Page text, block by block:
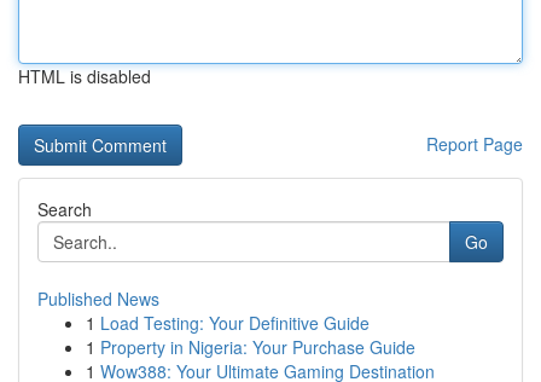
HTML is disabled
Report Page
Search
Go
Published News
1 Load Testing: Your Definitive Guide
1 Property in Nigeria: Your Purchase Guide
1 Wow388: Your Ultimate Gaming Destination